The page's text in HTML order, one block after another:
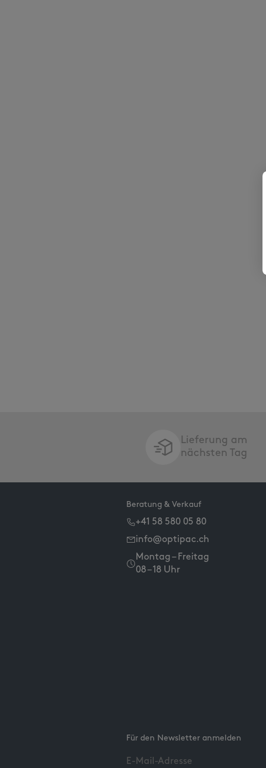
Lieferung am
nächsten Tag
Beratung & Verkauf
+41 58 580 05 80
info@optipac.ch
Montag – Freitag
08 – 18 Uhr
Für den Newsletter anmelden